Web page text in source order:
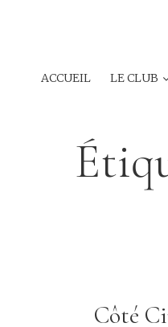
ACCUEIL LE CLUB
Côté